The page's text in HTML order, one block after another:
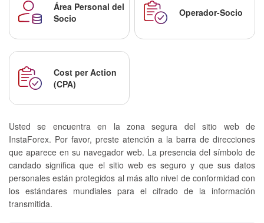
Área Personal del
Socio
Operador-Socio
Cost per Action
(CPA)
Usted se encuentra en la zona segura del sitio web de
InstaForex. Por favor, preste atención a la barra de direcciones
que aparece en su navegador web. La presencia del símbolo de
candado significa que el sitio web es seguro y que sus datos
personales están protegidos al más alto nivel de conformidad con
los estándares mundiales para el cifrado de la información
transmitida.